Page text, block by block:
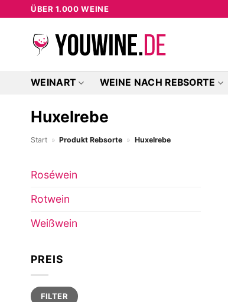
springen
ÜBER 1.000 WEINE
WEINART WEINE NACH REBSORTE
Huxelrebe
Start » Produkt Rebsorte » Huxelrebe
Roséwein
Rotwein
Weißwein
PREIS
Min.
Preis
Max.
PreisFILTER